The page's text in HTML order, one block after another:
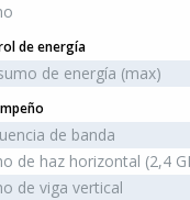
de energía
de energía (max)
de banda
de haz horizontal (2,4
de viga vertical